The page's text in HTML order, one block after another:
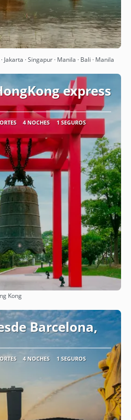
Ver
Jakarta · Singapur · Manila · Bali · Manila
express
4 NOCHES 1 SEGUROS
Ver
Kong
Barcelona,
4 NOCHES 1 SEGUROS